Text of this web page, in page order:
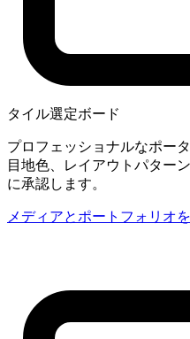
タイル選定ボード
プロフェッショナルなポー
目地色、レイアウトパター
に承認します。
メディアとポートフォリオ